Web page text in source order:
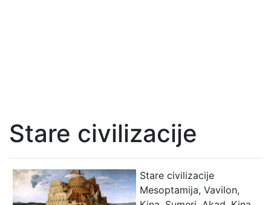
Stare civilizacije
Stare civilizacije
Mesoptamija, Vavilon,